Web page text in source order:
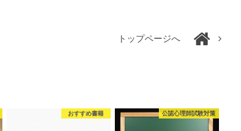
トップページへ
おすすめ書籍 公認心理師試験対策